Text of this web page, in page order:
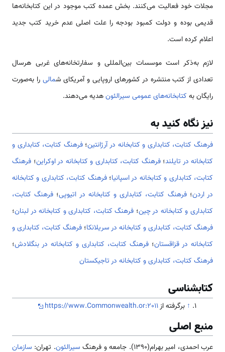
مجلات خود فعالیت می‌کنند. بخش عمده کتب موجود در این کتابخانه‌ها
قدیمی بوده و دولت کمبود بودجه را علت اصلی عدم خرید کتب جدید
اعلام کرده است.
لازم به‌ذکر است موسسات بین‌المللی و سفارتخانه‌های غربی هرسال
تعدادی از کتب منتشره در کشورهای اروپایی و آمریکای شمالی را به‌صورت
رایگان به کتابخانه‌های عمومی سیرالئونهدیه می‌دهند.
نیز نگاه کنید به
فرهنگ كتابت، كتابداری و كتابخانه در آرژانتین؛فرهنگ كتابت، كتابداری و
كتابخانه در تایلند؛فرهنگ كتابت، كتابداری و كتابخانه در اوکراین؛ فرهنگ
كتابت، كتابداری و كتابخانه در اسپانیا؛فرهنگ كتابت، كتابداری و كتابخانه
در اردن؛فرهنگ كتابت، كتابداری و كتابخانه در اتیوپی؛ فرهنگ كتابت،
كتابداری و كتابخانه در چین؛ فرهنگ كتابت، كتابداری و كتابخانه در لبنان؛
فرهنگ كتابت، كتابداری و كتابخانه در سریلانکا؛ فرهنگ كتابت، كتابداری و
كتابخانه در قزاقستان؛ فرهنگ كتابت، كتابداری و كتابخانه در بنگلادش؛
فرهنگ كتابت، كتابداری و كتابخانه در تاجیکستان
کتابشناسی
↑ برگرفته ازhttps://www.Commonwealth.or:2011
منبع اصلی
عرب احمدی، امیر بهرام(1390). جامعه و فرهنگ سیرالئون. تهران: سازمان